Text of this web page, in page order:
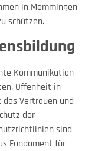
in Memmingen
schützen.
Kommunikation
Offenheit in
Vertrauen und
der
sind
Fundament für